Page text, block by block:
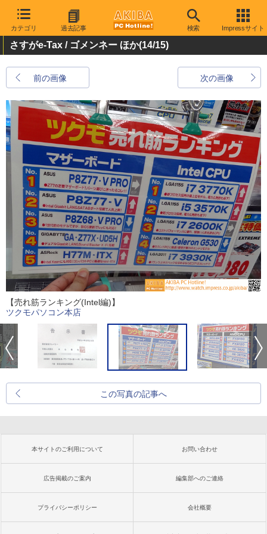
カテゴリ 過去記事 検索 Impressサイト
さすがe-Tax / ゴメンネー ほか(14/15)
前の画像 次の画像
【売れ筋ランキング(Intel編)】
ツクモパソコン本店
この写真の記事へ
本サイトのご利用について お問い合わせ
広告掲載のご案内 編集部へのご連絡
プライバシーポリシー 会社概要